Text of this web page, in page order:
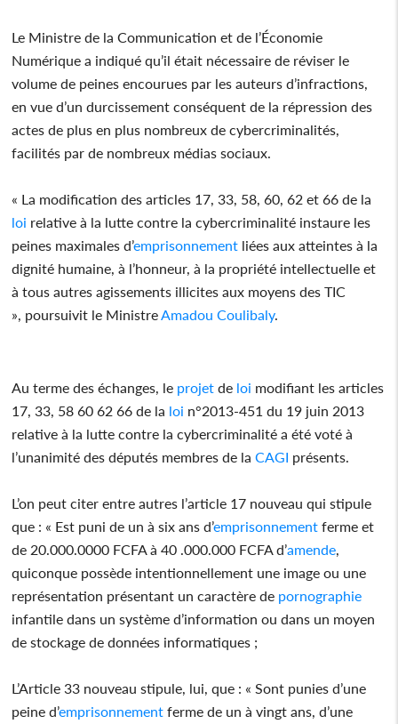
Le Ministre de la Communication et de l’Économie
Numérique a indiqué qu’il était nécessaire de réviser le
volume de peines encourues par les auteurs d’infractions,
en vue d’un durcissement conséquent de la répression des
actes de plus en plus nombreux de cybercriminalités,
facilités par de nombreux médias sociaux.
« La modification des articles 17, 33, 58, 60, 62 et 66 de la
loi relative à la lutte contre la cybercriminalité instaure les
peines maximales d’emprisonnement liées aux atteintes à la
dignité humaine, à l’honneur, à la propriété intellectuelle et
à tous autres agissements illicites aux moyens des TIC
», poursuivit le MinistreAmadou Coulibaly.
Au terme des échanges, le projet de loi modifiant les articles
17, 33, 58 60 62 66 de la loi n°2013-451 du 19 juin 2013
relative à la lutte contre la cybercriminalité a été voté à
l’unanimité des députés membres de laCAGI présents.
L’on peut citer entre autres l’article 17 nouveau qui stipule
que : « Est puni de un à six ans d’emprisonnement ferme et
de 20.000.0000 FCFA à 40 .000.000 FCFA d’amende,
quiconque possède intentionnellement une image ou une
représentation présentant un caractère de pornographie
infantile dans un système d’information ou dans un moyen
de stockage de données informatiques ;
L’Article 33 nouveau stipule, lui, que : « Sont punies d’une
peine d’emprisonnement ferme de un à vingt ans, d’une